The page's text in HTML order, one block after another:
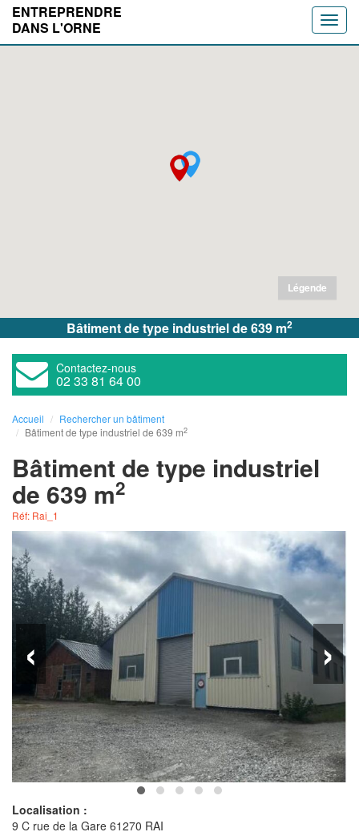
Toggle
ENTREPRENDRE
DANS L'ORNE
Légende
Bâtiment de type industriel de 639 m2
Contactez-nous
02 33 81 64 00
Accueil
Rechercher un bâtiment
Bâtiment de type industriel de 639 m2
Bâtiment de type industriel
de 639 m2
Réf: Rai_1
‹ ›
Localisation :
9 C rue de la Gare 61270 RAI